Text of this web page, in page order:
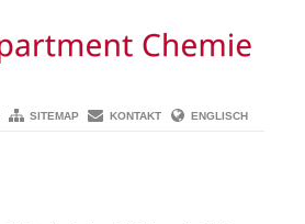
SITEMAP KONTAKT ENGLISCH